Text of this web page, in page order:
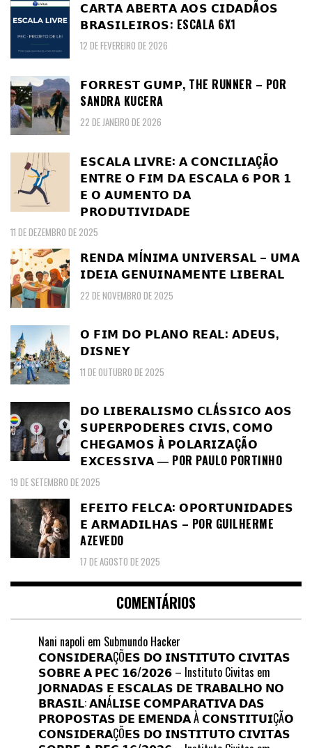
𝗖𝗔𝗥𝗧𝗔 𝗔𝗕𝗘𝗥𝗧𝗔 𝗔𝗢𝗦 𝗖𝗜𝗗𝗔𝗗Ã𝗢𝗦
𝗕𝗥𝗔𝗦𝗜𝗟𝗘𝗜𝗥𝗢𝗦: ESCALA 6X1
12 DE FEVEREIRO DE 2026
𝗙𝗢𝗥𝗥𝗘𝗦𝗧 𝗚𝗨𝗠𝗣, THE RUNNER – POR
SANDRA KUCERA
22 DE JANEIRO DE 2026
𝗘𝗦𝗖𝗔𝗟𝗔 𝗟𝗜𝗩𝗥𝗘: 𝗔 𝗖𝗢𝗡𝗖𝗜𝗟𝗜𝗔ÇÃ𝗢
𝗘𝗡𝗧𝗥𝗘 𝗢 𝗙𝗜𝗠 𝗗𝗔 𝗘𝗦𝗖𝗔𝗟𝗔 𝟲 𝗣𝗢𝗥 𝟭
𝗘 𝗢 𝗔𝗨𝗠𝗘𝗡𝗧𝗢 𝗗𝗔
𝗣𝗥𝗢𝗗𝗨𝗧𝗜𝗩𝗜𝗗𝗔𝗗𝗘
11 DE DEZEMBRO DE 2025
𝗥𝗘𝗡𝗗𝗔 𝗠Í𝗡𝗜𝗠𝗔 𝗨𝗡𝗜𝗩𝗘𝗥𝗦𝗔𝗟 – 𝗨𝗠𝗔
𝗜𝗗𝗘𝗜𝗔 𝗚𝗘𝗡𝗨𝗜𝗡𝗔𝗠𝗘𝗡𝗧𝗘 𝗟𝗜𝗕𝗘𝗥𝗔𝗟
22 DE NOVEMBRO DE 2025
𝗢 𝗙𝗜𝗠 𝗗𝗢 𝗣𝗟𝗔𝗡𝗢 𝗥𝗘𝗔𝗟: 𝗔𝗗𝗘𝗨𝗦,
𝗗𝗜𝗦𝗡𝗘𝗬
11 DE OUTUBRO DE 2025
𝗗𝗢 𝗟𝗜𝗕𝗘𝗥𝗔𝗟𝗜𝗦𝗠𝗢 𝗖𝗟Á𝗦𝗦𝗜𝗖𝗢 𝗔𝗢𝗦
𝗦𝗨𝗣𝗘𝗥𝗣𝗢𝗗𝗘𝗥𝗘𝗦 𝗖𝗜𝗩𝗜𝗦, 𝗖𝗢𝗠𝗢
𝗖𝗛𝗘𝗚𝗔𝗠𝗢𝗦 À 𝗣𝗢𝗟𝗔𝗥𝗜𝗭𝗔ÇÃ𝗢
𝗘𝗫𝗖𝗘𝗦𝗦𝗜𝗩𝗔 ― POR PAULO PORTINHO
19 DE SETEMBRO DE 2025
𝗘𝗙𝗘𝗜𝗧𝗢 𝗙𝗘𝗟𝗖𝗔: 𝗢𝗣𝗢𝗥𝗧𝗨𝗡𝗜𝗗𝗔𝗗𝗘𝗦
𝗘 𝗔𝗥𝗠𝗔𝗗𝗜𝗟𝗛𝗔𝗦 – POR GUILHERME
AZEVEDO
17 DE AGOSTO DE 2025
COMENTÁRIOS
Nani napoli em Submundo Hacker
𝗖𝗢𝗡𝗦𝗜𝗗𝗘𝗥𝗔ÇÕ𝗘𝗦 𝗗𝗢 𝗜𝗡𝗦𝗧𝗜𝗧𝗨𝗧𝗢 𝗖𝗜𝗩𝗜𝗧𝗔𝗦
𝗦𝗢𝗕𝗥𝗘 𝗔 𝗣𝗘𝗖 𝟭𝟲/𝟮𝟬𝟮𝟲 – Instituto Civitas em
𝗝𝗢𝗥𝗡𝗔𝗗𝗔𝗦 𝗘 𝗘𝗦𝗖𝗔𝗟𝗔𝗦 𝗗𝗘 𝗧𝗥𝗔𝗕𝗔𝗟𝗛𝗢 𝗡𝗢
𝗕𝗥𝗔𝗦𝗜𝗟: 𝗔𝗡Á𝗟𝗜𝗦𝗘 𝗖𝗢𝗠𝗣𝗔𝗥𝗔𝗧𝗜𝗩𝗔 𝗗𝗔𝗦
𝗣𝗥𝗢𝗣𝗢𝗦𝗧𝗔𝗦 𝗗𝗘 𝗘𝗠𝗘𝗡𝗗𝗔 À 𝗖𝗢𝗡𝗦𝗧𝗜𝗧𝗨𝗜ÇÃ𝗢
𝗖𝗢𝗡𝗦𝗜𝗗𝗘𝗥𝗔ÇÕ𝗘𝗦 𝗗𝗢 𝗜𝗡𝗦𝗧𝗜𝗧𝗨𝗧𝗢 𝗖𝗜𝗩𝗜𝗧𝗔𝗦